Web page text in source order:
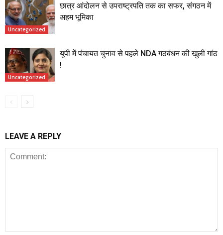
Uncategorized
छात्र आंदोलन से उपराष्ट्रपति तक का सफर, संगठन में
अहम भूमिका
Uncategorized
यूपी में पंचायत चुनाव से पहले NDA गठबंधन की खुली गांठ
!
LEAVE A REPLY